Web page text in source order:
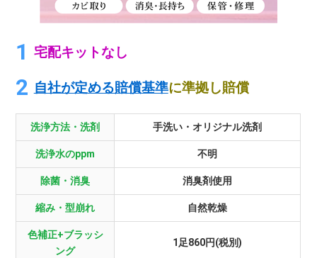
宅配キットなし
自社が定める賠償基準に準拠し賠償
洗浄方法・洗剤 手洗い・オリジナル洗剤
洗浄水のppm 不明
除菌・消臭 消臭剤使用
縮み・型崩れ 自然乾燥
色補正+ブラッシ
ング
1足860円(税別)